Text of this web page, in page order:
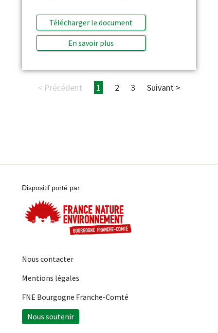
Télécharger le document
En savoir plus
< Précédent 1 2 3 Suivant >
Dispositif porté par
Nous contacter
Mentions légales
FNE Bourgogne Franche-Comté
Nous soutenir